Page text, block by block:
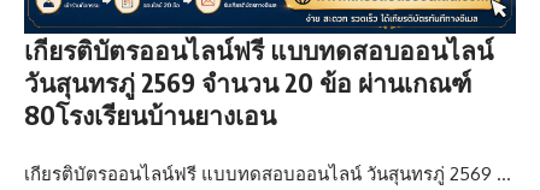
เกียรติบัตรออนไลน์ฟรี แบบทดสอบออนไลน์
วันสุนทรภู่ 2569 จำนวน 20 ข้อ ผ่านเกณฑ์
80โรงเรียนบ้านยางเอน
เกียรติบัตรออนไลน์ฟรี แบบทดสอบออนไลน์ วันสุนทรภู่ 2569 …